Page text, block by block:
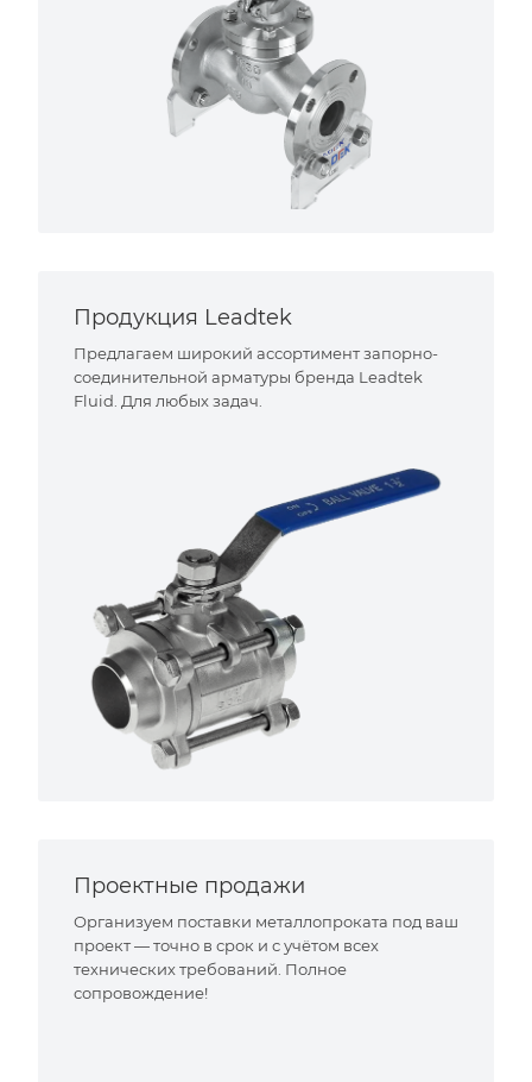
Продукция Leadtek
Предлагаем широкий ассортимент запорно-
соединительной арматуры бренда Leadtek
Fluid. Для любых задач.
Проектные продажи
Организуем поставки металлопроката под ваш
проект — точно в срок и с учётом всех
технических требований. Полное
сопровождение!